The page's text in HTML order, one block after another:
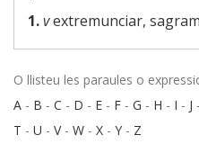
1.vextremunciar,
O llisteu les paraules o
A - B - C - D - E - F - G - H - I - J -
T - U - V- W - X - Y - Z